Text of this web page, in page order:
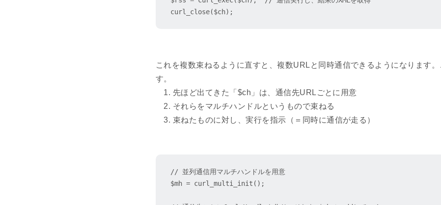
これを複数束ねるように直すと、複数URLと同時通信できるようになります
す。
1. 先ほど出てきた「$ch」は、通信先URLごとに用意
2. それらをマルチハンドルというもので束ねる
3. 束ねたものに対し、実行を指示（＝同時に通信が走る）
// 並列通信用マルチハンドルを用意
$mh = curl_multi_init();